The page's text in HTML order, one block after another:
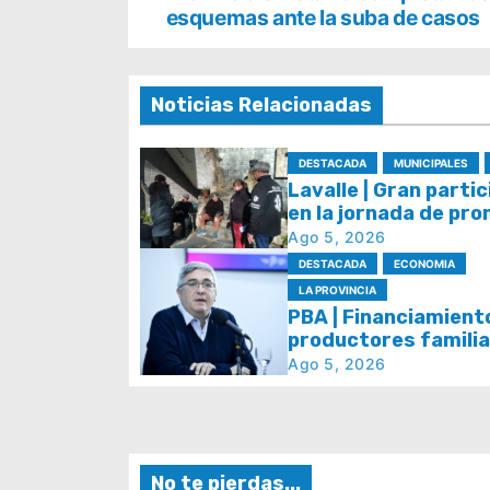
e
g
a
c
ó
n
e
esquemas ante la suba de casos
Noticias Relacionadas
DESTACADA MUNICIPALES
Lavalle | Gran
en la jornada de
y prevención de la
Ago 5, 2026
DESTACADA
ECONOMIA
LA PROVINCIA
PBA |
productores
de alimentos
Ago 5, 2026
No te pierdas...